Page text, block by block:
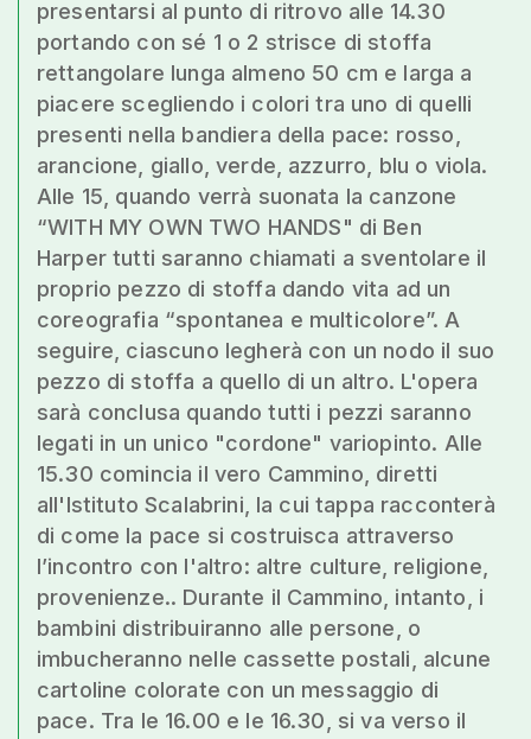
presentarsi al punto di ritrovo alle 14.30
portando con sé 1 o 2 strisce di stoffa
rettangolare lunga almeno 50 cm e larga a
piacere scegliendo i colori tra uno di quelli
presenti nella bandiera della pace: rosso,
arancione, giallo, verde, azzurro, blu o viola.
Alle 15, quando verrà suonata la canzone
“WITH MY OWN TWO HANDS" di Ben
Harper tutti saranno chiamati a sventolare il
proprio pezzo di stoffa dando vita ad un
coreografia “spontanea e multicolore”. A
seguire, ciascuno legherà con un nodo il suo
pezzo di stoffa a quello di un altro. L'opera
sarà conclusa quando tutti i pezzi saranno
legati in un unico "cordone" variopinto. Alle
15.30 comincia il vero Cammino, diretti
all'Istituto Scalabrini, la cui tappa racconterà
di come la pace si costruisca attraverso
l’incontro con l'altro: altre culture, religione,
provenienze.. Durante il Cammino, intanto, i
bambini distribuiranno alle persone, o
imbucheranno nelle cassette postali, alcune
cartoline colorate con un messaggio di
pace. Tra le 16.00 e le 16.30, si va verso il